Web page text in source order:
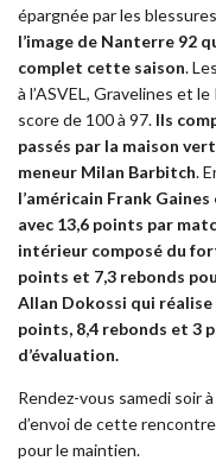
épargnée par les
l’image de Nanterre 92
complet cette saison.
à l’ASVEL, Gravelines et
score de 100 à 97. Ils
passés par la maison
meneur Milan Barbitch.
l’américain Frank
avec 13,6 points par
intérieur composé du
points et 7,3 rebonds
Allan Dokossi qui
points, 8,4 rebonds et 3
d’évaluation.
Rendez-vous samedi soir
d’envoi de cette
pour le maintien.